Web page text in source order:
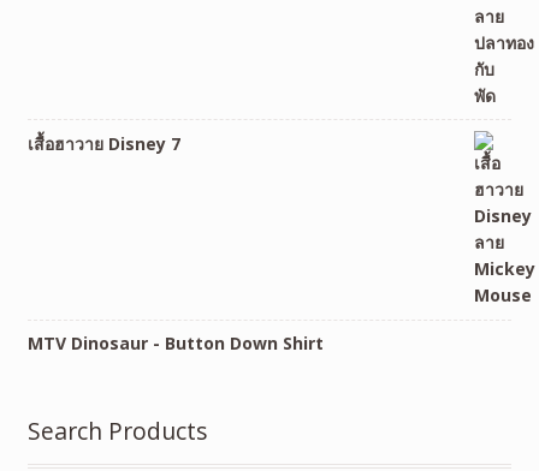
เสื้อฮาวาย Disney 7
MTV Dinosaur - Button Down Shirt
Search Products